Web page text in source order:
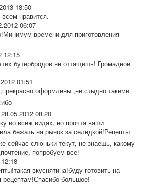
18:50
нравится.
06:07
времени для приготовления
12:15
бутербродов не оттащишь! Громадное
01:51
но оформлены ,не стыдно такими
о
28.05.2012 08:20
во всеж видах, но прочтя ваши
бежать на рынок за селёдкой!Рецепты
сейчас слюньки текут, не знаешь, какому
попробуем все!
вкуснятина!буду готовить на
о большое!